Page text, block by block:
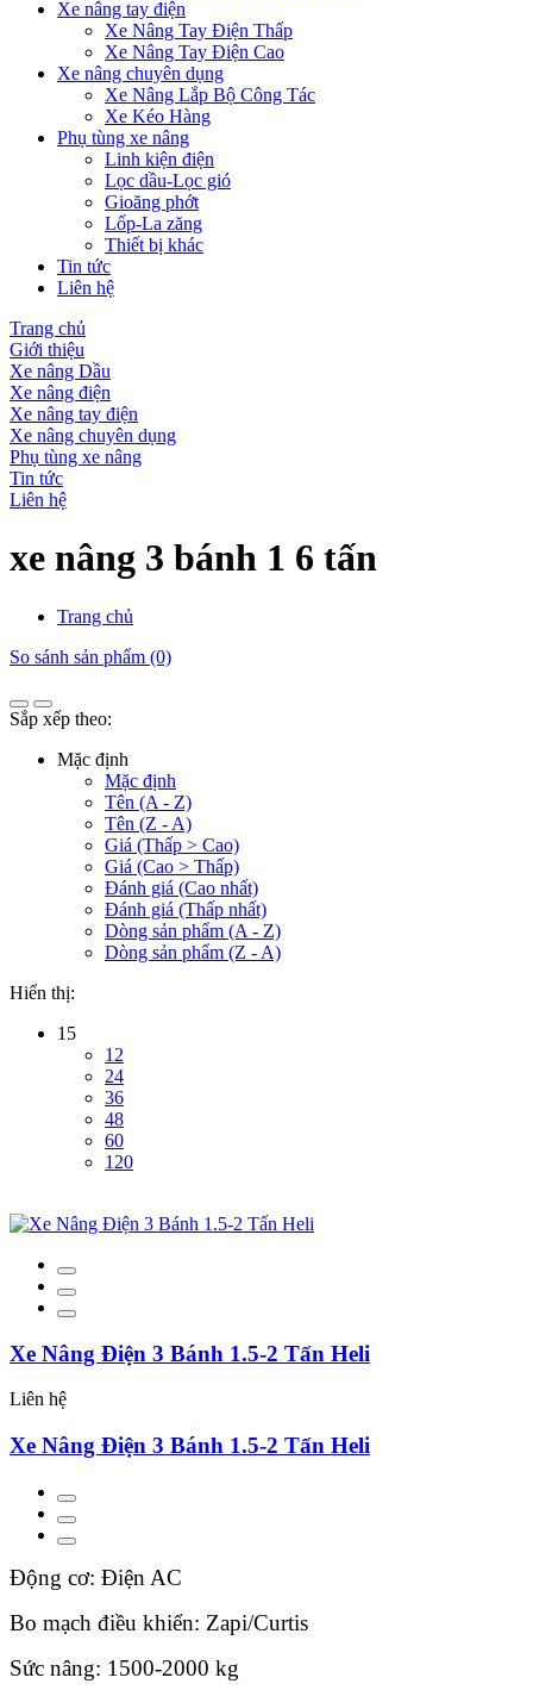
Xe nâng tay điện
Xe Nâng Tay Điện Thấp
Xe Nâng Tay Điện Cao
Xe nâng chuyên dụng
Xe Nâng Lắp Bộ Công Tác
Xe Kéo Hàng
Phụ tùng xe nâng
Linh kiện điện
Lọc dầu-Lọc gió
Gioăng phớt
Lốp-La zăng
Thiết bị khác
Tin tức
Liên hệ
Trang chủ
Giới thiệu
Xe nâng Dầu
Xe nâng điện
Xe nâng tay điện
Xe nâng chuyên dụng
Phụ tùng xe nâng
Tin tức
Liên hệ
xe nâng 3 bánh 1 6 tấn
Trang chủ
So sánh sản phẩm (0)
Sắp xếp theo:
Mặc định
Mặc định
Tên (A - Z)
Tên (Z - A)
Giá (Thấp > Cao)
Giá (Cao > Thấp)
Đánh giá (Cao nhất)
Đánh giá (Thấp nhất)
Dòng sản phẩm (A - Z)
Dòng sản phẩm (Z - A)
Hiển thị:
15
12
24
36
48
60
120
Xe Nâng Điện 3 Bánh 1.5-2 Tấn Heli
Liên hệ
Xe Nâng Điện 3 Bánh 1.5-2 Tấn Heli
Động cơ: Điện AC
Bo mạch điều khiển: Zapi/Curtis
Sức nâng: 1500-2000 kg